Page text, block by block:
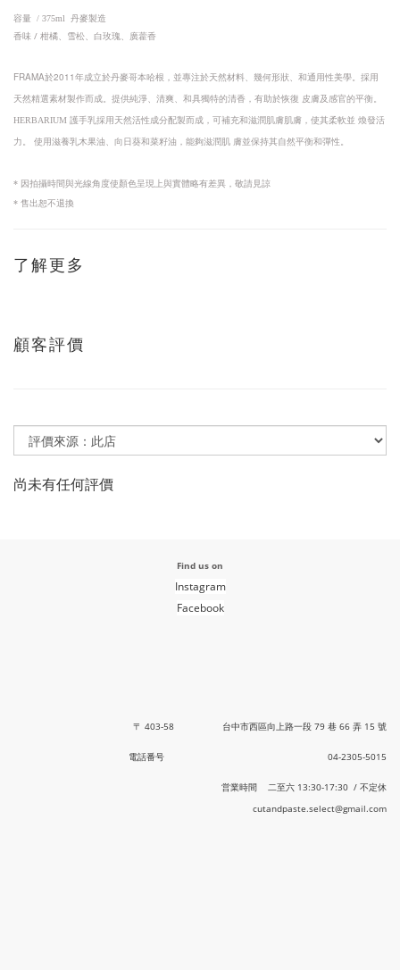
容量 / 375ml 丹麥製造
香味 / 柑橘、雪松、白玫瑰、廣藿香
FRAMA於2011年成立於丹麥哥本哈根，並專注於天然材料、幾何形狀、和通用性美學。 採用
天然精選素材製作而成。 提供純淨、清爽、和具獨特的清香 ，有助於恢復 皮膚及感官的平衡。
HERBARIUM 護手乳採用天然活性成分配製而成 可補充和滋潤肌膚肌膚 使其柔軟並 煥發活
力。 使用滋養乳木果油、向日葵和菜籽油 能夠滋潤肌 膚並保持其自然平衡和彈性。
* 因拍攝時間與光線角度使顏色呈現上與實體略有差異 敬請見諒
* 售出恕不退換
了解更多
顧客評價
尚未有任何評價
Find us on
Instagram
Facebook
〒 403-58 台中市西區向上路一段 79 巷 66 弄 15 號
電話番号 04-2305-5015
営業時間 二至六 13:30-17:30 / 不定休
cutandpaste.select@gmail.com